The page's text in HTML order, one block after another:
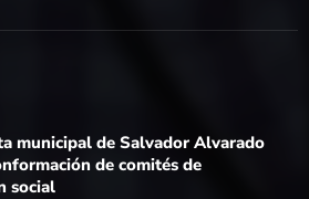
municipal de Salvador Alvarado
de comités de
social